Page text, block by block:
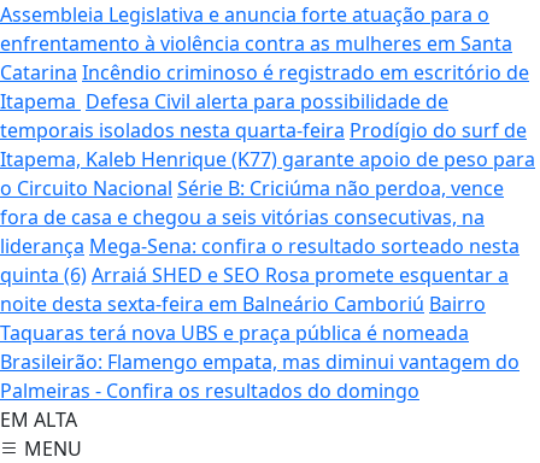
Assembleia Legislativa e anuncia forte atuação para o
enfrentamento à violência contra as mulheres em Santa
Catarina Incêndio criminoso é registrado em escritório de
Itapema Defesa Civil alerta para possibilidade de
temporais isolados nesta quarta-feira Prodígio do surf de
Itapema, Kaleb Henrique (K77) garante apoio de peso para
o Circuito Nacional Série B: Criciúma não perdoa, vence
fora de casa e chegou a seis vitórias consecutivas, na
liderança Mega-Sena: confira o resultado sorteado nesta
quinta (6)Arraiá SHED e SEO Rosa promete esquentar a
noite desta sexta-feira em Balneário Camboriú Bairro
Taquaras terá nova UBS e praça pública é nomeada
Brasileirão: Flamengo empata, mas diminui vantagem do
Palmeiras - Confira os resultados do domingo
EM ALTA
MENU